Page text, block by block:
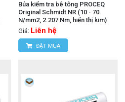
Búa kiểm tra bê tông PROCEQ
Original Schmidt NR (10 - 70
N/mm2, 2.207 Nm, hiển thị kim)
Giá: Liên hệ
ĐẶT MUA